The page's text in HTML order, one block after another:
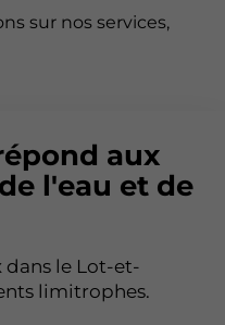
sur nos services,
aux
l'eau et de
dans le Lot-et-
limitrophes.